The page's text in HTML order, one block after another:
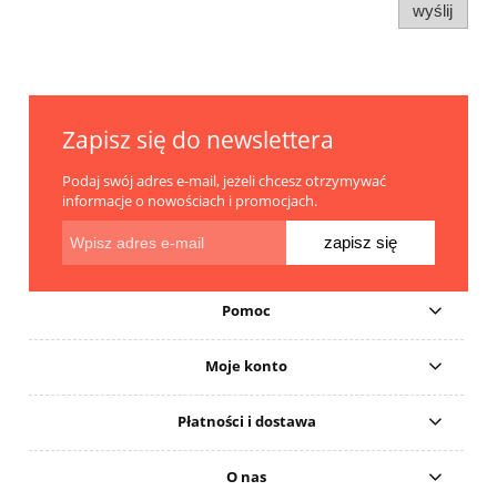
wyślij
Zapisz się do newslettera
Podaj swój adres e-mail, jeżeli chcesz otrzymywać
informacje o nowościach i promocjach.
zapisz się
Pomoc
Moje konto
Płatności i dostawa
O nas